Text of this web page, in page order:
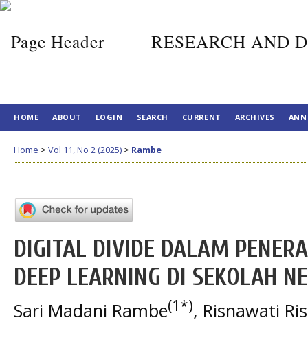
RESEARCH AND
HOME ABOUT LOGIN SEARCH CURRENT ARCHIVES
Home > Vol 11, No 2 (2025) > Rambe
DIGITAL DIVIDE DALAM
DEEP LEARNING DI SEKOLAH
Sari Madani Rambe(1*), Risnawati